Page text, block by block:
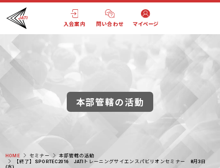
入会案内 問い合わせ マイページ
本部管轄の活動
HOME セミナー
本部管轄の活動
【終了】SPORTEC2016 JATIトレーニングサイエンスパビリオンセミナー 8月3日
(水)